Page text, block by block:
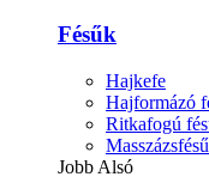
Fésűk
Hajkefe
Hajformázó
Ritkafogú
Masszázsfésű
Jobb Alsó